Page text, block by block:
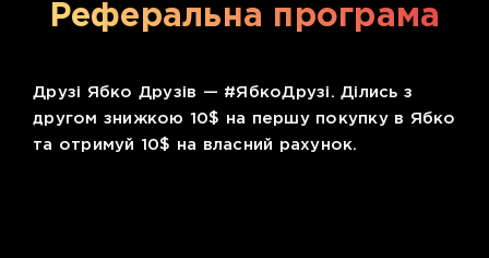
Реферальна програма
Друзі Ябко Друзів — #ЯбкоДрузі. Ділись з
другом знижкою 10$ на першу покупку в Ябко
та отримуй 10$ на власний рахунок.